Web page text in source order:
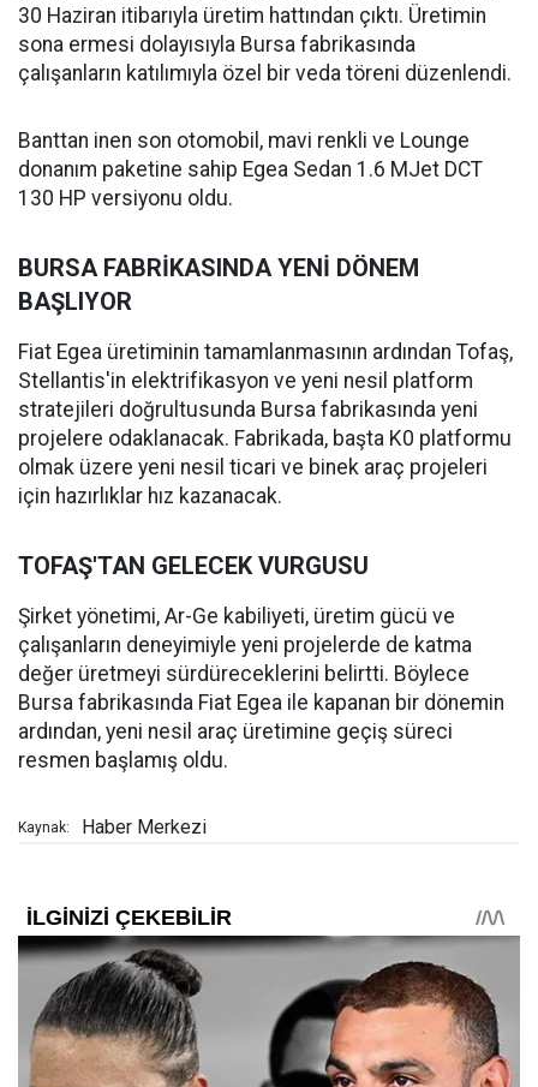
30 Haziran itibarıyla üretim hattından çıktı. Üretimin
sona ermesi dolayısıyla Bursa fabrikasında
çalışanların katılımıyla özel bir veda töreni düzenlendi.
Banttan inen son otomobil, mavi renkli ve Lounge
donanım paketine sahip Egea Sedan 1.6 MJet DCT
130 HP versiyonu oldu.
BURSA FABRİKASINDA YENİ DÖNEM
BAŞLIYOR
Fiat Egea üretiminin tamamlanmasının ardından Tofaş,
Stellantis'in elektrifikasyon ve yeni nesil platform
stratejileri doğrultusunda Bursa fabrikasında yeni
projelere odaklanacak. Fabrikada, başta K0 platformu
olmak üzere yeni nesil ticari ve binek araç projeleri
için hazırlıklar hız kazanacak.
TOFAŞ'TAN GELECEK VURGUSU
Şirket yönetimi, Ar-Ge kabiliyeti, üretim gücü ve
çalışanların deneyimiyle yeni projelerde de katma
değer üretmeyi sürdüreceklerini belirtti. Böylece
Bursa fabrikasında Fiat Egea ile kapanan bir dönemin
ardından, yeni nesil araç üretimine geçiş süreci
resmen başlamış oldu.
Kaynak: Haber Merkezi